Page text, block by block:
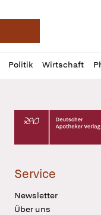
Deutsche
Politik Wirtschaft
Profil
öffnen
Daz
Pur
Deutscher
Service
Newsletter
Über uns